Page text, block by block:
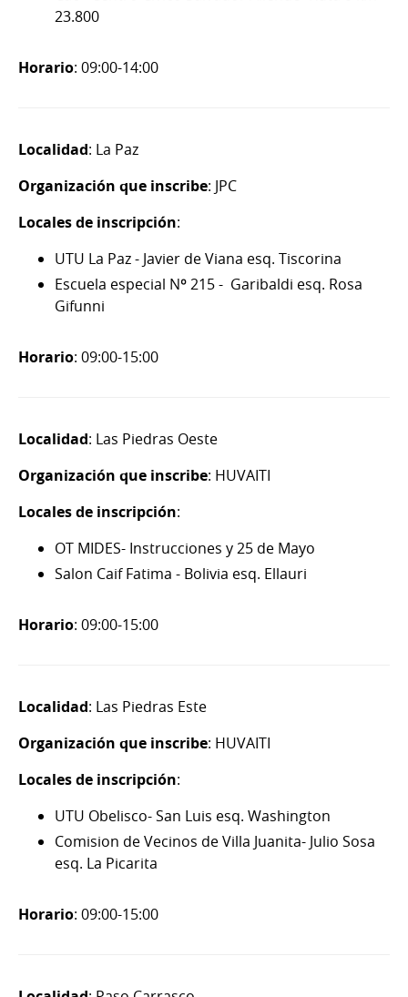
23.800
Horario: 09:00-14:00
Localidad: La Paz
Organización que inscribe: JPC
Locales de inscripción:
UTU La Paz - Javier de Viana esq. Tiscorina
Escuela especial Nº 215 - Garibaldi esq. Rosa
Gifunni
Horario: 09:00-15:00
Localidad: Las Piedras Oeste
Organización que inscribe: HUVAITI
Locales de inscripción:
OT MIDES- Instrucciones y 25 de Mayo
Salon Caif Fatima - Bolivia esq. Ellauri
Horario: 09:00-15:00
Localidad: Las Piedras Este
Organización que inscribe: HUVAITI
Locales de inscripción:
UTU Obelisco- San Luis esq. Washington
Comision de Vecinos de Villa Juanita- Julio Sosa
esq. La Picarita
Horario: 09:00-15:00